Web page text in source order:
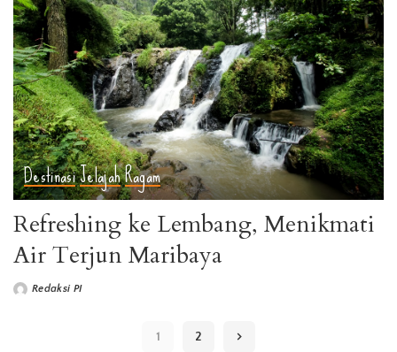
DestinasiJelajahRagam
Refreshing ke Lembang, Menikmati
Air Terjun Maribaya
Redaksi PI
1 2